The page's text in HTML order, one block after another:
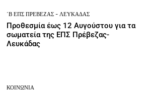
΄Β ΕΠΣ ΠΡΈΒΕΖΑΣ - ΛΕΥΚΆΔΑΣ
Προθεσμία έως 12 Αυγούστου για τα
σωματεία της ΕΠΣ Πρέβεζας-
Λευκάδας
ΚΟΙΝΩΝΙΑ